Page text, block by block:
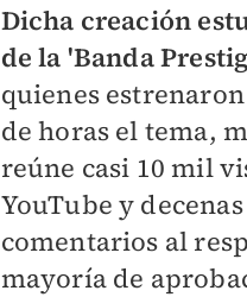
Dicha creación
de la 'Banda
quienes
de horas el tema,
reúne casi 10 mil
YouTube y
comentarios al
mayoría de